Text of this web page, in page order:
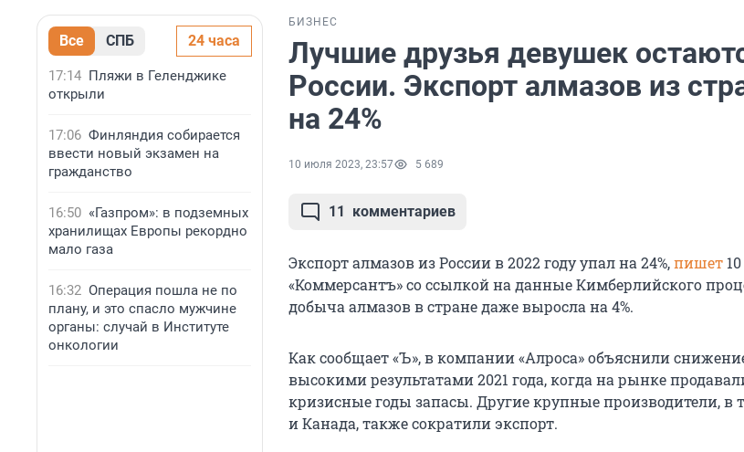
Все СПБ 24 часа
17:14 Пляжи в Геленджике
открыли
17:06 Финляндия собирается
ввести новый экзамен на
гражданство
16:50 «Газпром»: в подземных
хранилищах Европы рекордно
мало газа
16:32 Операция пошла не по
плану, и это спасло мужчине
органы: случай в Институте
онкологии
БИЗНЕС
Лучшие друзья девушек
России. Экспорт алмазов из
на 24%
10 июля 2023, 23:57 5 689
11 комментариев
Экспорт алмазов из России в 2022 году упал на 24%,пишет
«Коммерсантъ» со ссылкой на данные Кимберлийского
добыча алмазов в стране даже выросла на 4%.
Как сообщает «Ъ», в компании «Алроса» объяснили
высокими результатами 2021 года, когда на рынке
кризисные годы запасы. Другие крупные производители, в
и Канада, также сократили экспорт.